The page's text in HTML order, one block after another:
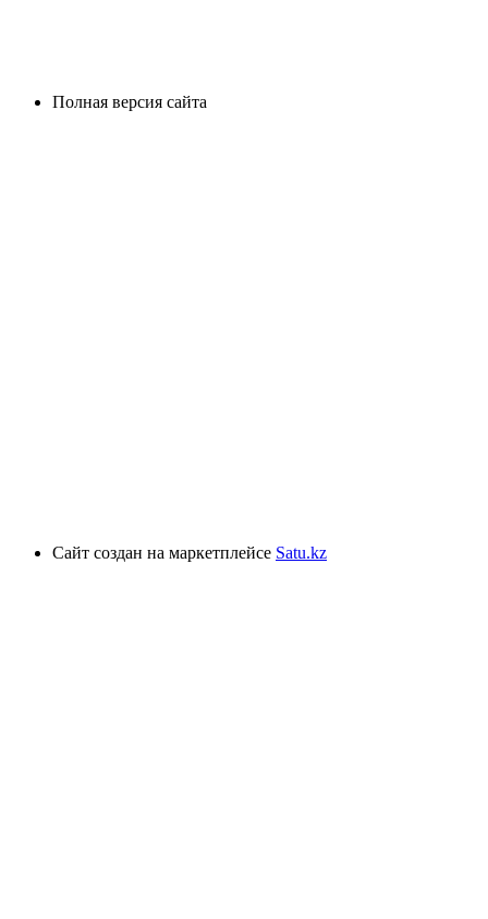
Полная версия сайта
Сайт создан на маркетплейсе Satu.kz